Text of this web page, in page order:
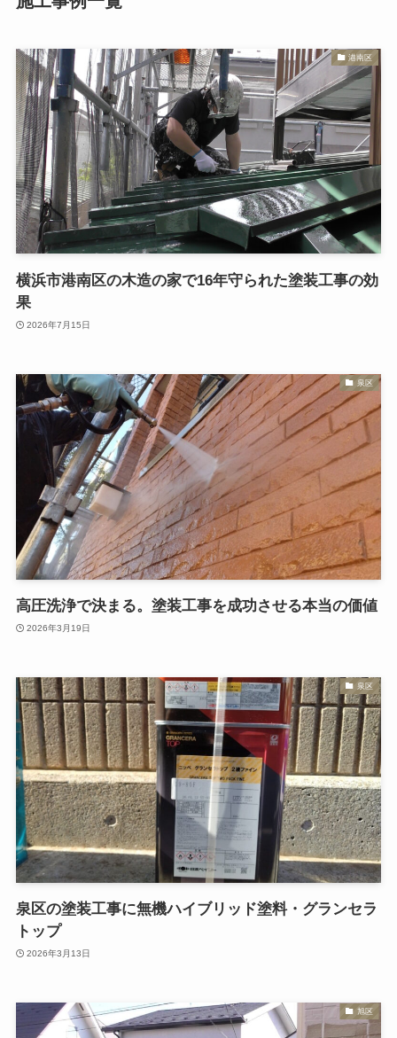
港南区
横浜市港南区の木造の家で16年守られた塗装工事の効
果
2026年7月15日
泉区
高圧洗浄で決まる。塗装工事を成功させる本当の価値
2026年3月19日
泉区
泉区の塗装工事に無機ハイブリッド塗料・グランセラ
トップ
2026年3月13日
旭区